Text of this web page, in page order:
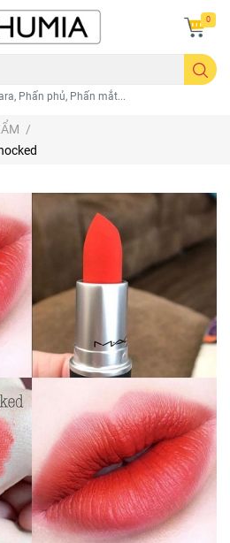
Phấn phủ, Phấn mắt...
0
/